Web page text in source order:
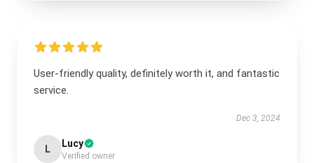
User-friendly quality, definitely worth it, and fantastic
service.
Dec 3, 2024
L Lucy
Verified owner